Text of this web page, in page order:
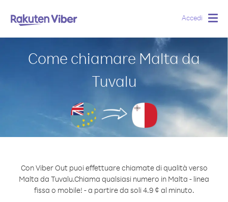
Accedi
Come chiamare Malta da
Tuvalu
Con Viber Out puoi effettuare chiamate di qualità verso
Malta da Tuvalu.Chiama qualsiasi numero in Malta - linea
fissa o mobile! - a partire da soli 4.9 ¢ al minuto.